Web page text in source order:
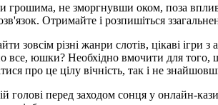
грошима, не зморгнувши оком, поза
Отримайте і розпишіться
зовсім різні жанри слотів, цікаві ігри
юшки? Необхідно вмочити для того,
про це цілу вічність, так і не
голові перед заходом сонця у онлайн-